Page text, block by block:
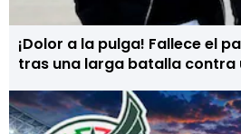
¡Dolor a la pulga! Fallece el
tras una larga batalla contra